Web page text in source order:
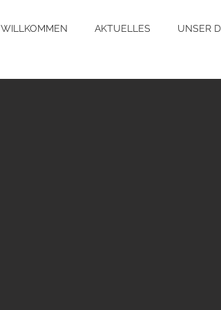
WILLKOMMEN AKTUELLES UNSER